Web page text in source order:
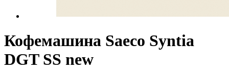
Кофемашина Saeco Syntia
DGT SS new